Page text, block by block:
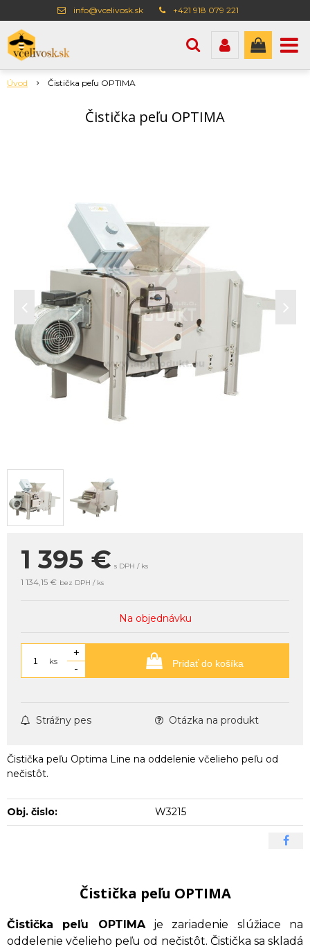
info@vcelivosk.sk +421 918 079 221
Úvod Čistička peľu OPTIMA
Čistička peľu OPTIMA
1 395 € s DPH / ks
1 134,15 € bez DPH / ks
Na objednávku
ks
+
-
Pridať do košíka
Strážny pes Otázka na produkt
Čistička peľu Optima Line na oddelenie včelieho peľu od
nečistôt.
Obj. čislo: W3215
Čistička peľu OPTIMA
Čistička peľu OPTIMAje zariadenie slúžiace na
oddelenie včelieho peľu od nečistôt. Čistička sa skladá